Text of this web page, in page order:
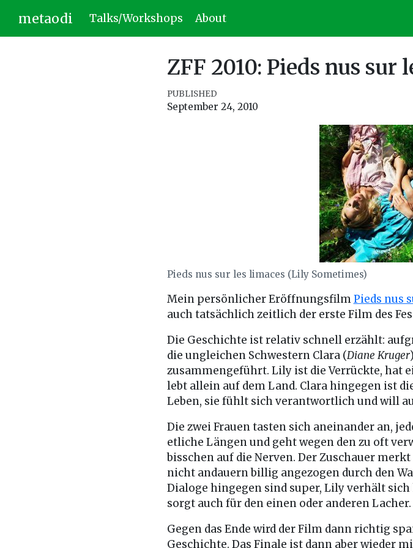
metaodi Talks/Workshops About
ZFF 2010: Pieds nus sur
PUBLISHED
September 24, 2010
Pieds nus sur les limaces (Lily Sometimes)
Mein persönlicher EröffnungsfilmPieds nus
auch tatsächlich zeitlich der erste Film des
Die Geschichte ist relativ schnell erzählt:
die ungleichen Schwestern Clara (Diane Kruger
zusammengeführt. Lily ist die Verrückte, hat
lebt allein auf dem Land. Clara hingegen ist
Leben, sie fühlt sich verantwortlich und will
Die zwei Frauen tasten sich aneinander an,
etliche Längen und geht wegen den zu oft
bisschen auf die Nerven. Der Zuschauer
nicht andauern billig angezogen durch den
Dialoge hingegen sind super, Lily verhält
sorgt auch für den einen oder anderen Lacher.
Gegen das Ende wird der Film dann richtig
Geschichte. Das Finale ist dann aber wieder